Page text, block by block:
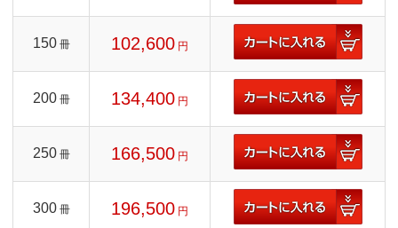
150 冊 102,600 円
200 冊 134,400 円
250 冊 166,500 円
300 冊 196,500 円